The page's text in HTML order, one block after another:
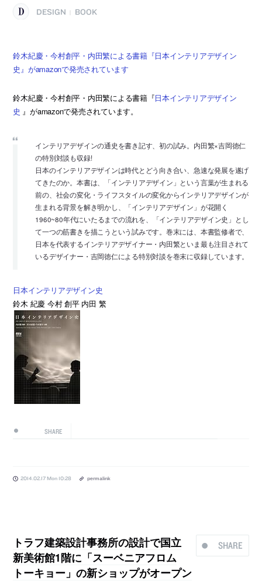
DESIGN BOOK
鈴木紀慶・今村創平・内田繁による書籍『日本インテリアデザイン
史』がamazonで発売されています
鈴木紀慶・今村創平・内田繁による書籍『日本インテリアデザイン
史 』がamazonで発売されています。
インテリアデザインの通史を書き記す、初の試み。内田繁×吉岡徳仁
の特別対談も収録!
日本のインテリアデザインは時代とどう向き合い、急速な発展を遂げ
てきたのか。本書は、「インテリアデザイン」という言葉が生まれる
前の、社会の変化・ライフスタイルの変化からインテリアデザインが
生まれる背景を解き明かし、「インテリアデザイン」が花開く
1960~80年代にいたるまでの流れを、「インテリアデザイン史」とし
て一つの筋書きを描こうという試みです。巻末には、本書監修者で、
日本を代表するインテリアデザイナー・内田繁といま最も注目されて
いるデザイナー・吉岡徳仁による特別対談を巻末に収録しています。
日本インテリアデザイン史
鈴木 紀慶 今村 創平 内田 繁
SHARE
2014.02.17 Mon 10:28 permalink
SHARE
トラフ建築設計事務所の設計で国立
新美術館1階に「スーベニアフロム
トーキョー」の新ショップがオープン